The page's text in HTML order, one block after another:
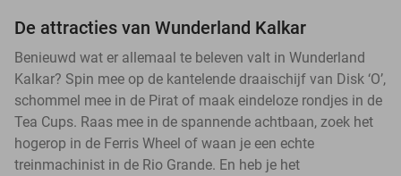
De attracties van Wunderland Kalkar
Benieuwd wat er allemaal te beleven valt in Wunderland
Kalkar? Spin mee op de kantelende draaischijf van Disk ‘O’,
schommel mee in de Pirat of maak eindeloze rondjes in de
Tea Cups. Raas mee in de spannende achtbaan, zoek het
hogerop in de Ferris Wheel of waan je een echte
treinmachinist in de Rio Grande. En heb je het